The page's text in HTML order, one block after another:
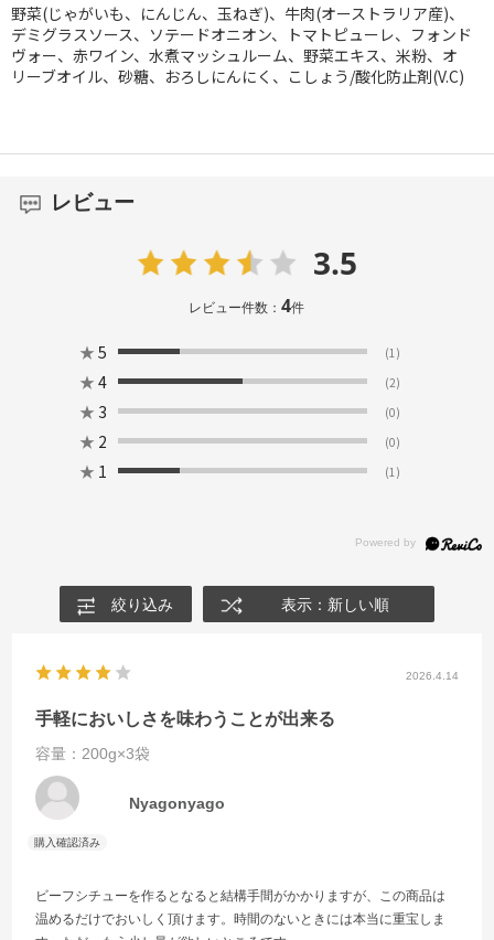
野菜(じゃがいも、にんじん、玉ねぎ)、牛肉(オーストラリア産)、
デミグラスソース、ソテードオニオン、トマトピューレ、フォンド
ヴォー、赤ワイン、水煮マッシュルーム、野菜エキス、米粉、オ
リーブオイル、砂糖、おろしにんにく、こしょう/酸化防止剤(V.C)
レビュー
3.5
レビュー件数：4件
★ 5 (1)
★ 4 (2)
★ 3 (0)
★ 2 (0)
★ 1 (1)
絞り込み 表示：新しい順
2026.4.14
手軽においしさを味わうことが出来る
容量：200g×3袋
Nyagonyago
ビーフシチューを作るとなると結構手間がかかりますが、この商品は
温めるだけでおいしく頂けます。時間のないときには本当に重宝しま